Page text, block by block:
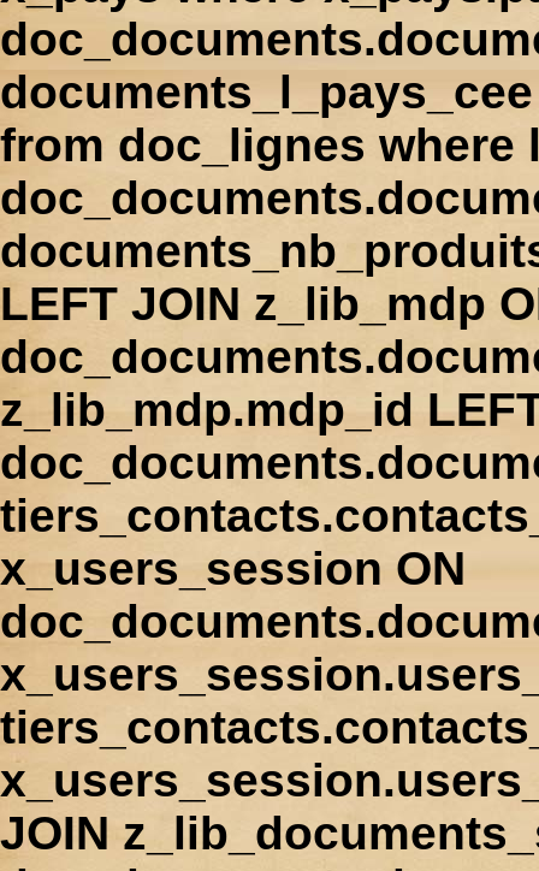
from doc_lignes where
LEFT JOIN z_lib_mdp
z_lib_mdp.mdp_id
x_users_session ON
JOIN